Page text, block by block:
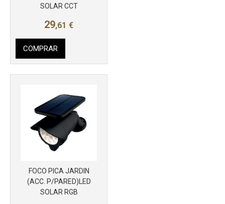
SOLAR CCT
29,61 €
COMPRAR
FOCO PICA JARDIN
(ACC. P/PARED)LED
SOLAR RGB
Más info